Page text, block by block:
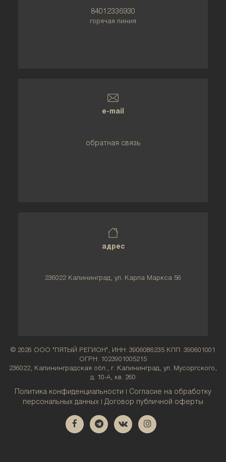
84012336930
горячая линия
e-mail
обратная связь
адрес
236022 Калининград, ул. Карла Маркса 56
© 2026 ООО "ПЯТЫЙ РЕГИОН", ИНН: 3906086235 КПП: 390601001
ОГРН: 1023901005215
236022, Калининградская обл., г. Калининград, ул. Мусоргского,
д. 10-А, кв. 260
Политика конфиденциальности
Согласие на обработку
персональных данных
Договор публичной оферты